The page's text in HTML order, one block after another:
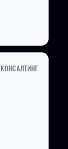
КОНСАЛТИНГ